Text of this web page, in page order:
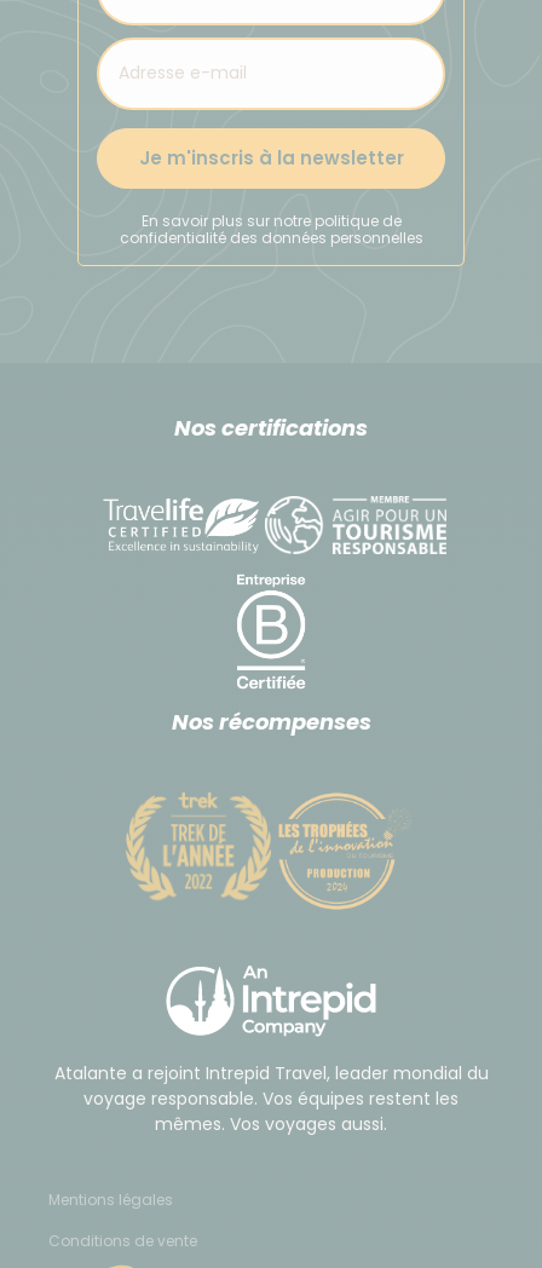
Je m'inscris à la newsletter
En savoir plus sur notre politique de
confidentialité des données personnelles
Nos certifications
Nos récompenses
Atalante a rejoint Intrepid Travel, leader mondial du
voyage responsable. Vos équipes restent les
mêmes. Vos voyages aussi.
Mentions légales
Conditions de vente